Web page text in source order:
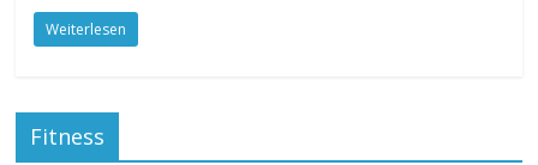
Weiterlesen
Fitness